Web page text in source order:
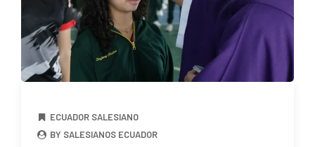
ECUADOR SALESIANO
BY SALESIANOS ECUADOR